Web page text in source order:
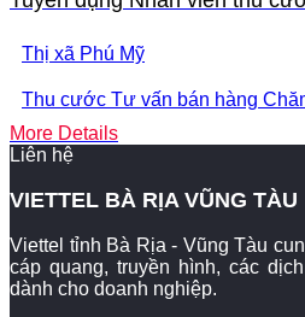
Thị xã Phú Mỹ
Thu cước Tư vấn bán hàng
More Details
Liên hệ
VIETTEL BÀ RỊA VŨNG TÀU
Viettel tỉnh Bà Rịa - Vũng Tàu
cáp quang, truyền hình, các
dành cho doanh nghiệp.